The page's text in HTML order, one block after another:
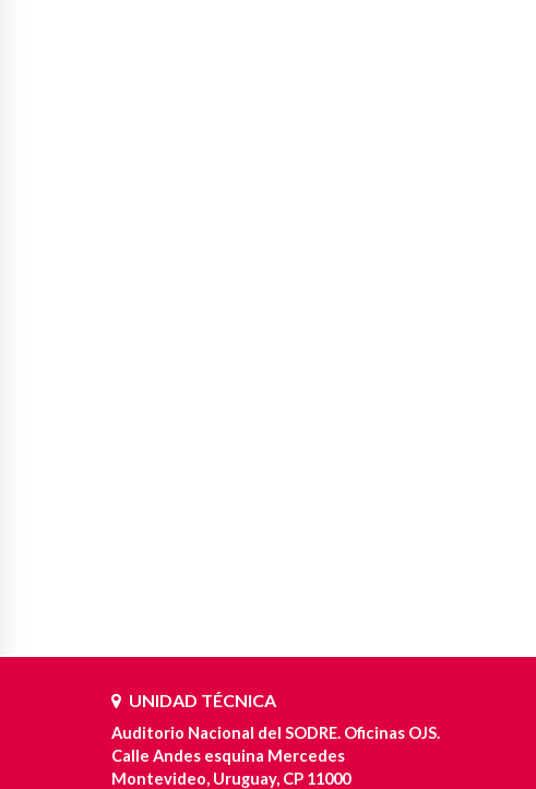
UNIDAD TÉCNICA
Auditorio Nacional del SODRE. Oficinas OJS.
Calle Andes esquina Mercedes
Montevideo, Uruguay, CP 11000